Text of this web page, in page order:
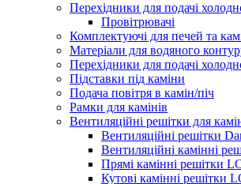
Перехідники для подачі
Провітрювачі
Комплектуючі для печей та
Матеріали для водяного
Перехідники для подачі
Підставки під каміни
Подача повітря в камін/піч
Рамки для камінів
Вентиляційні решітки для
Вентиляційні решітки
Вентиляційні камінні
Прямі камінні решітки
Кутові камінні решітки